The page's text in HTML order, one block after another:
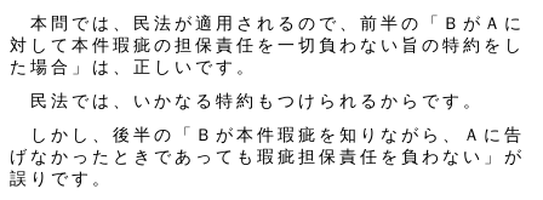
本問では、民法が適用されるので、前半の「ＢがＡに
対して本件瑕疵の担保責任を一切負わない旨の特約をし
た場合」は、正しいです。
民法では、いかなる特約もつけられるからです。
しかし、後半の「Ｂが本件瑕疵を知りながら、Ａに告
げなかったときであっても瑕疵担保責任を負わない」が
誤りです。